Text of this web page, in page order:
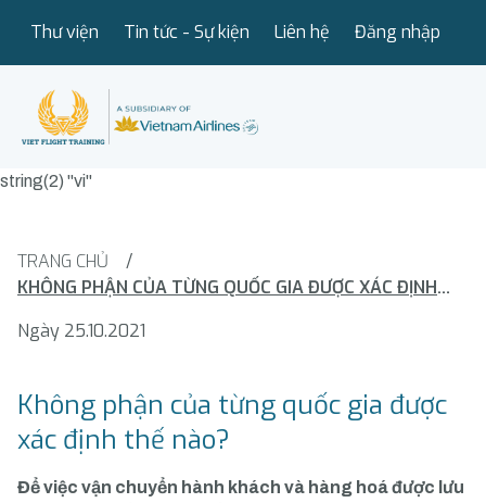
Thư viện Tin tức - Sự kiện Liên hệ Đăng nhập
string(2) "vi"
TRANG CHỦ
/
KHÔNG PHẬN CỦA TỪNG QUỐC GIA ĐƯỢC XÁC ĐỊNH THẾ NÀO?
Ngày 25.10.2021
Không phận của từng quốc gia được
xác định thế nào?
Để việc vận chuyển hành khách và hàng hoá được lưu